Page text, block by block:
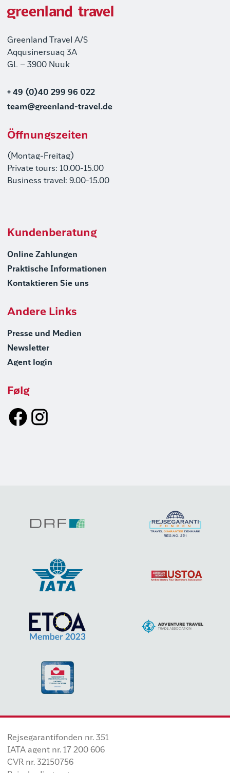
Greenland Travel A/S
Aqqusinersuaq 3A
GL – 3900 Nuuk
+ 49 (0)40 299 96 022
team@greenland-travel.de
Öffnungszeiten
(Montag-Freitag)
Private tours: 10.00-15.00
Business travel: 9.00-15.00
Kundenberatung
Online Zahlungen
Praktische Informationen
Kontaktieren Sie uns
Andere Links
Presse und Medien
Newsletter
Agent login
Følg
Rejsegarantifonden nr. 351
IATA agent nr. 17 200 606
CVR nr. 32150756